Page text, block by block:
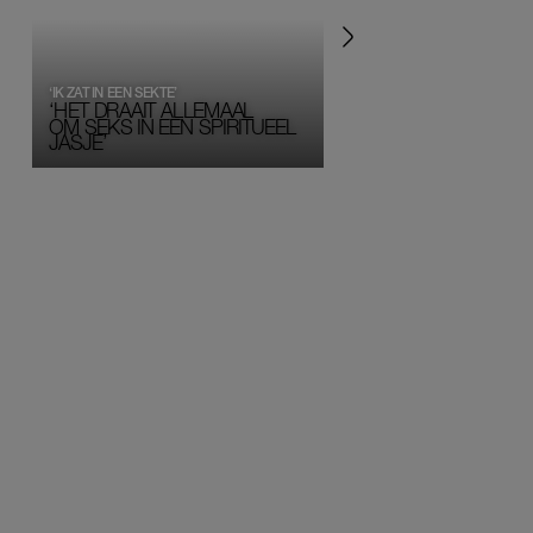
‘HET DRAAIT ALLEMAAL
OM SEKS IN EEN SPIRITUEEL
JASJE’
‘IK ZAT IN EEN SEKTE’